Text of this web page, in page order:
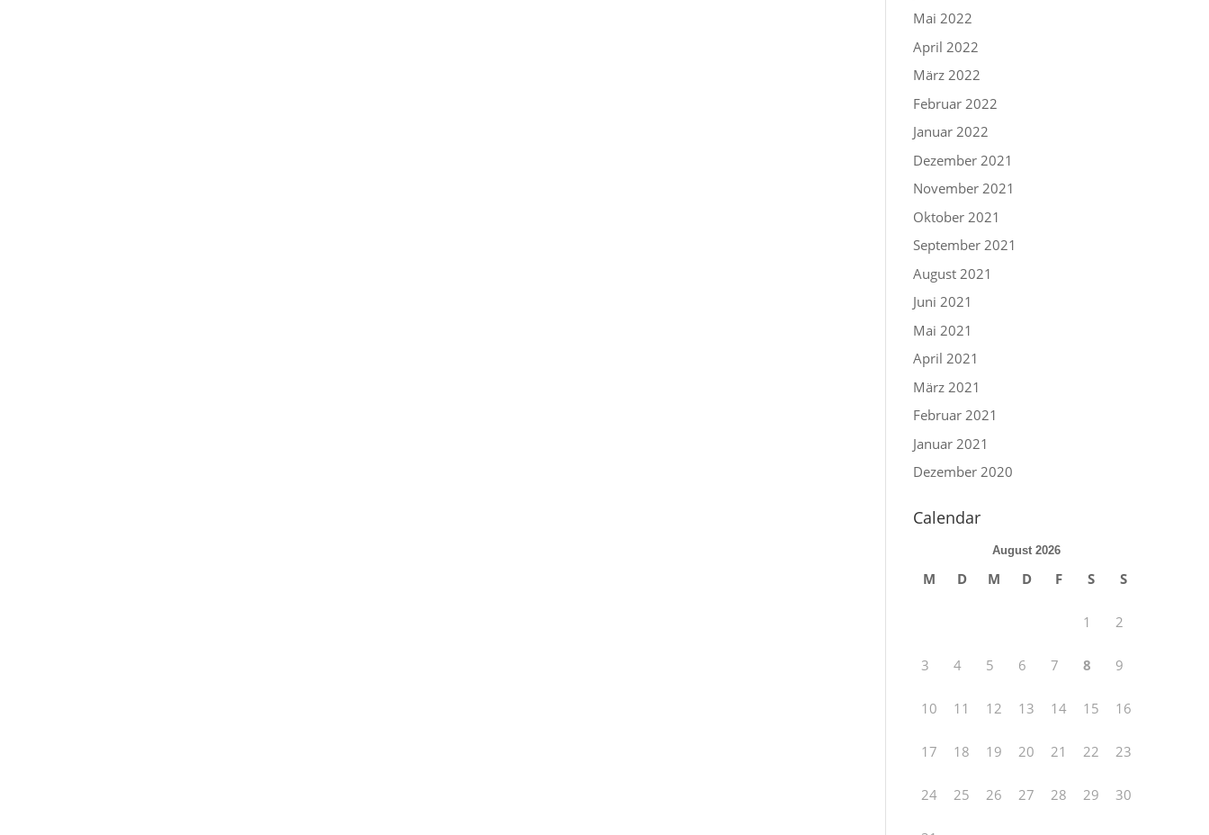
Mai 2022
April 2022
März 2022
Februar 2022
Januar 2022
Dezember 2021
November 2021
Oktober 2021
September 2021
August 2021
Juni 2021
Mai 2021
April 2021
März 2021
Februar 2021
Januar 2021
Dezember 2020
Calendar
August 2026
M D M D F S S
1 2
3 4 5 6 7 8 9
10 11 12 13 14 15 16
17 18 19 20 21 22 23
24 25 26 27 28 29 30